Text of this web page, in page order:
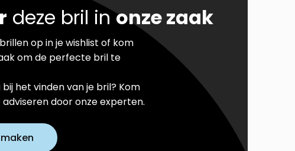
deze bril inonze zaak
op in je wishlist of kom
om de perfecte bril te
het vinden van je bril? Kom
adviseren door onze experten.